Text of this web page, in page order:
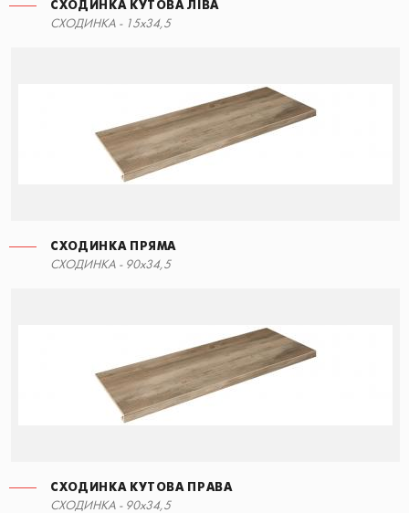
СХОДИНКА КУТОВА ЛІВА
СХОДИНКА - 15x34,5
СХОДИНКА ПРЯМА
СХОДИНКА - 90x34,5
СХОДИНКА КУТОВА ПРАВА
СХОДИНКА - 90x34,5